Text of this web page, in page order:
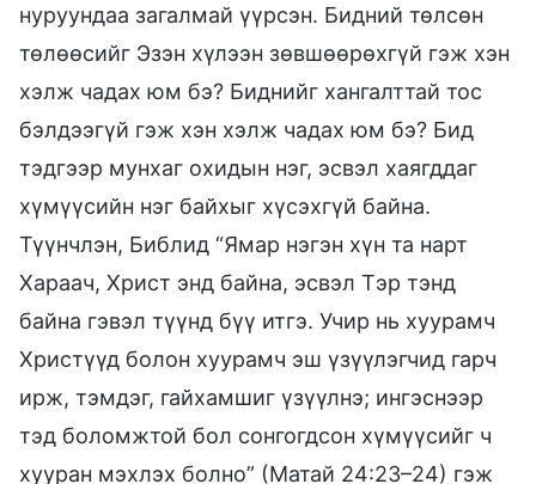
нуруундаа загалмай үүрсэн. Бидний төлсөн
төлөөсийг Эзэн хүлээн зөвшөөрөхгүй гэж хэн
хэлж чадах юм бэ? Биднийг хангалттай тос
бэлдээгүй гэж хэн хэлж чадах юм бэ? Бид
тэдгээр мунхаг охидын нэг, эсвэл хаягддаг
хүмүүсийн нэг байхыг хүсэхгүй байна.
Түүнчлэн, Библид “Ямар нэгэн хүн та нарт
Хараач, Христ энд байна, эсвэл Тэр тэнд
байна гэвэл түүнд бүү итгэ. Учир нь хуурамч
Христүүд болон хуурамч эш үзүүлэгчид гарч
ирж, тэмдэг, гайхамшиг үзүүлнэ; ингэснээр
тэд боломжтой бол сонгогдсон хүмүүсийг ч
хууран мэхлэх болно” (Матай 24:23–24) гэж